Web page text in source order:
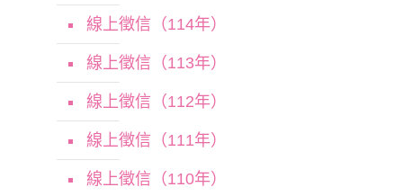
線上徵信（114年）
線上徵信（113年）
線上徵信（112年）
線上徵信（111年）
線上徵信（110年）